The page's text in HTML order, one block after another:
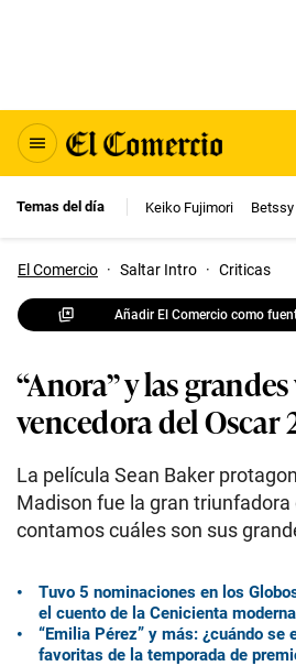
Temas del día Keiko Fujimori Betssy
El Comercio · Saltar Intro · Criticas
Añadir El Comercio como
“Anora” y las
vencedora del Oscar
La película Sean Baker
Madison fue la gran triunfadora
contamos cuáles son sus
Tuvo 5 nominaciones en los
el cuento de la Cenicienta
“Emilia Pérez” y más: ¿cuándo se
favoritas de la temporada de